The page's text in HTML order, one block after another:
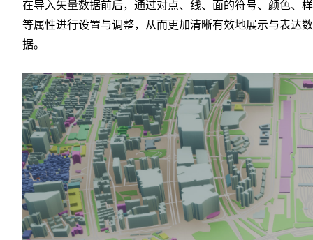
在导入矢量数据前后，通过对点、线、面的符号、颜色、
等属性进行设置与调整，从而更加清晰有效地展示与表达数
据。